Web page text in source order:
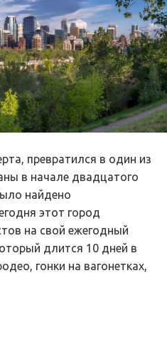
превратился в один из
в начале двадцатого
найдено
этот город
на свой ежегодный
длится 10 дней в
гонки на вагонетках,